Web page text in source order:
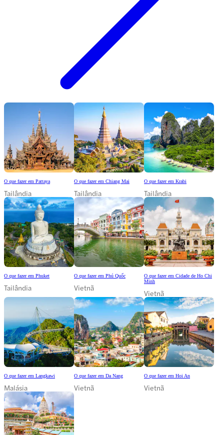
O que fazer em Pattaya
Tailândia
O que fazer em Chiang Mai
Tailândia
O que fazer em Krabi
Tailândia
O que fazer em Phuket
Tailândia
O que fazer em Phú Quốc
Vietnã
O que fazer em Cidade de Ho Chi
Minh
Vietnã
O que fazer em Langkawi
Malásia
O que fazer em Da Nang
Vietnã
O que fazer em Hoi An
Vietnã